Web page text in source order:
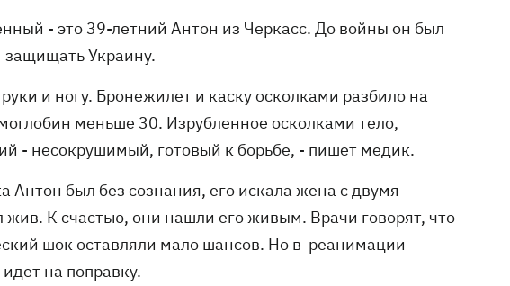
- это 39-летний Антон из Черкасс. До войны он был
Украину.
и ногу. Бронежилет и каску осколками разбило на
меньше 30. Изрубленное осколками тело,
- несокрушимый, готовый к борьбе, - пишет медик.
Антон был без сознания, его искала жена с двумя
К счастью, они нашли его живым. Врачи говорят, что
шок оставляли мало шансов. Но в реанимации
на поправку.